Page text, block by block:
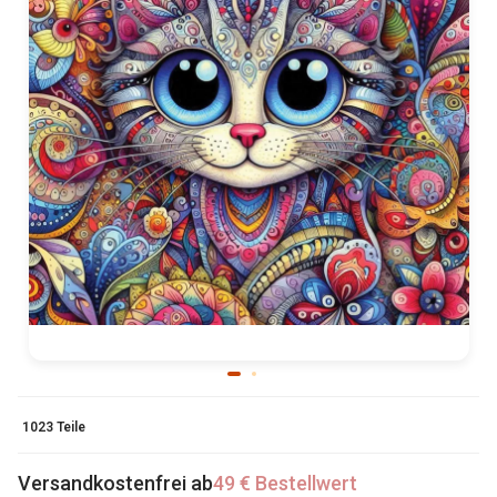
1023 Teile
Versandkostenfrei ab49 € Bestellwert